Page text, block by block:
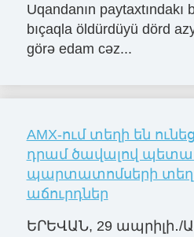
Uqandanın paytaxtındakı
bıçaqla öldürdüyü dörd
görə edam cəz...
AMX-ում տեղի են
դրամ ծավալով
պարտատոմսերի
աճուրդներ
ԵՐԵՎԱՆ, 29 ապրիլի․/